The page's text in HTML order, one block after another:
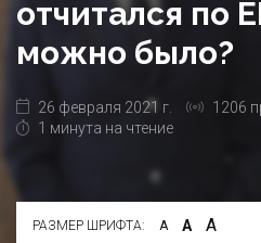
отчитался по
можно было?
26 февраля 2021 г.
1206
1 минута на чтение
РАЗМЕР ШРИФТА: А А А